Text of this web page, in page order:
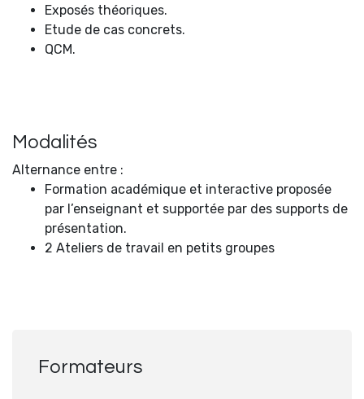
Exposés théoriques.
Etude de cas concrets.
QCM.
Modalités
Alternance entre :
Formation académique et interactive proposée
par l’enseignant et supportée par des supports de
présentation.
2 Ateliers de travail en petits groupes
Formateurs